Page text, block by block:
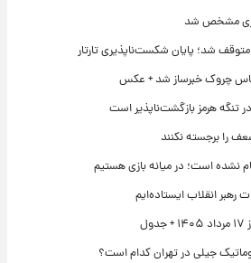
مشخص شد
شد؛ پایان شکست‌ناپذیری تارتار
چروک خبرساز شد + عکس
تنگه هرمز بازگشت‌ناپذیر است
را برجسته نکنند
نشده است؛ در میانه بازی هستیم
رهبر انقلاب ایستاده‌ایم
جیلی در تهران کدام است؟